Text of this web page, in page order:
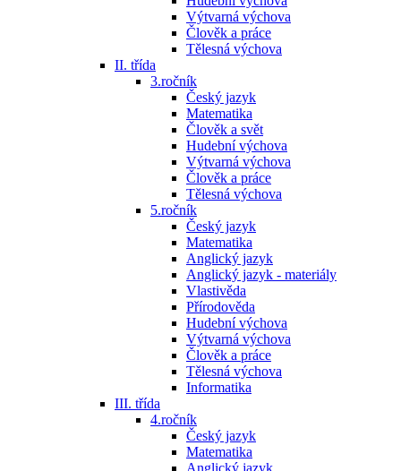
Výtvarná výchova
Člověk a práce
Tělesná výchova
II. třída
3.ročník
Český jazyk
Matematika
Člověk a svět
Hudební výchova
Výtvarná výchova
Člověk a práce
Tělesná výchova
5.ročník
Český jazyk
Matematika
Anglický jazyk
Anglický jazyk - materiály
Vlastivěda
Přírodověda
Hudební výchova
Výtvarná výchova
Člověk a práce
Tělesná výchova
Informatika
III. třída
4.ročník
Český jazyk
Matematika
Anglický jazyk